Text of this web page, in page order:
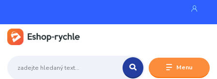
Menu